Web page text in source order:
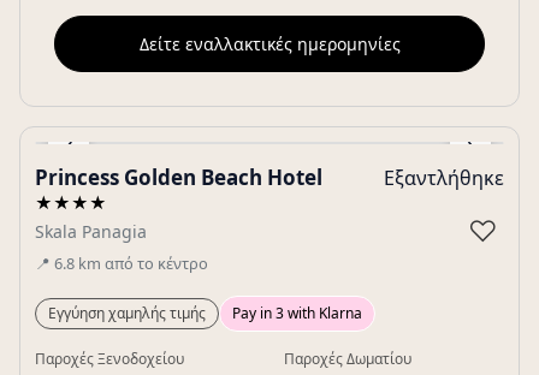
Δείτε εναλλακτικές ημερομηνίες
‹ ›
Gallery
Princess Golden Beach Hotel
★★★★
Skala Panagia
📍 6.8 km από το κέντρο
Εξαντλήθηκε
♡
Εγγύηση χαμηλής τιμής Pay in 3 with Klarna
Παροχές Ξενοδοχείου
Παροχές Δωματίου